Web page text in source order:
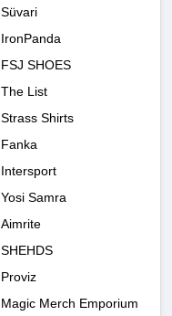
Süvari
IronPanda
FSJ SHOES
The List
Strass Shirts
Fanka
Intersport
Yosi Samra
Aimrite
SHEHDS
Proviz
Magic Merch Emporium